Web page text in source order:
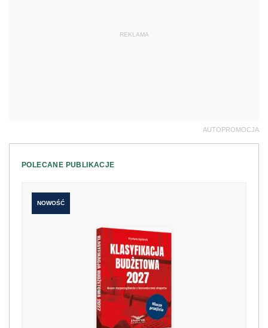
REKLAMA
AUTOPROMOCJA
POLECANE PUBLIKACJE
NOWOŚĆ